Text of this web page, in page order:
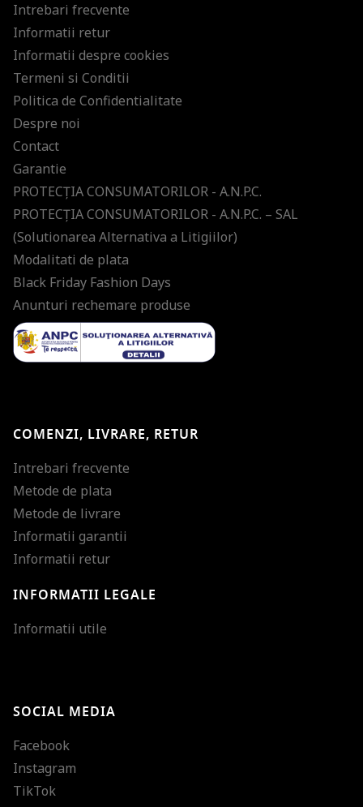
Intrebari frecvente
Informatii retur
Informatii despre cookies
Termeni si Conditii
Politica de Confidentialitate
Despre noi
Contact
Garantie
PROTECŢIA CONSUMATORILOR - A.N.P.C.
PROTECŢIA CONSUMATORILOR - A.N.P.C. – SAL
(Solutionarea Alternativa a Litigiilor)
Modalitati de plata
Black Friday Fashion Days
Anunturi rechemare produse
COMENZI, LIVRARE, RETUR
Intrebari frecvente
Metode de plata
Metode de livrare
Informatii garantii
Informatii retur
INFORMATII LEGALE
Informatii utile
SOCIAL MEDIA
Facebook
Instagram
TikTok